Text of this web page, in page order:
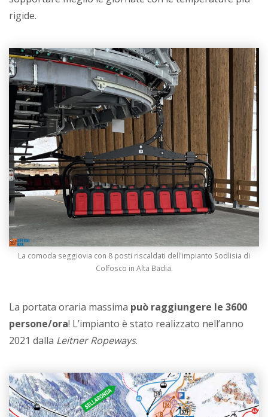
rigide.
La comoda seggiovia con 8 posti riscaldati dell'impianto Sodlisia di
Colfosco in Alta Badia.
La portata oraria massima può raggiungere le 3600
persone/ora! L’impianto è stato realizzato nell’anno
2021 dalla Leitner Ropeways.